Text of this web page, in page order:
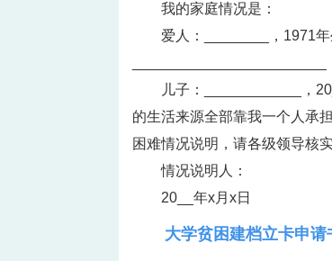
我的家庭情况是：
爱人：________，1971
儿子：____________，
的生活来源全部靠我一个人承
困难情况说明，请各级领导核实
情况说明人：
20__年x月x日
大学贫困建档立卡申请